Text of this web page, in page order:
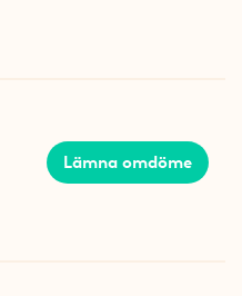
Lämna omdöme